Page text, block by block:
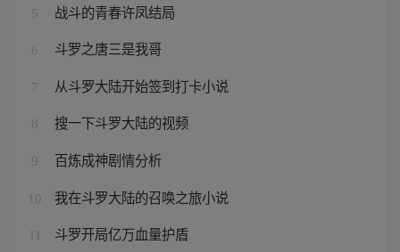
5 战斗的青春许凤结局
6 斗罗之唐三是我哥
7 从斗罗大陆开始签到打卡小说
8 搜一下斗罗大陆的视频
9 百炼成神剧情分析
10 我在斗罗大陆的召唤之旅小说
斗罗开局亿万血量护盾